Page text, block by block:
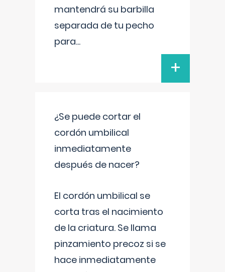
mantendrá su barbilla
separada de tu pecho
para...
+
¿Se puede cortar el
cordón umbilical
inmediatamente
después de nacer?
El cordón umbilical se
corta tras el nacimiento
de la criatura. Se llama
pinzamiento precoz si se
hace inmediatamente